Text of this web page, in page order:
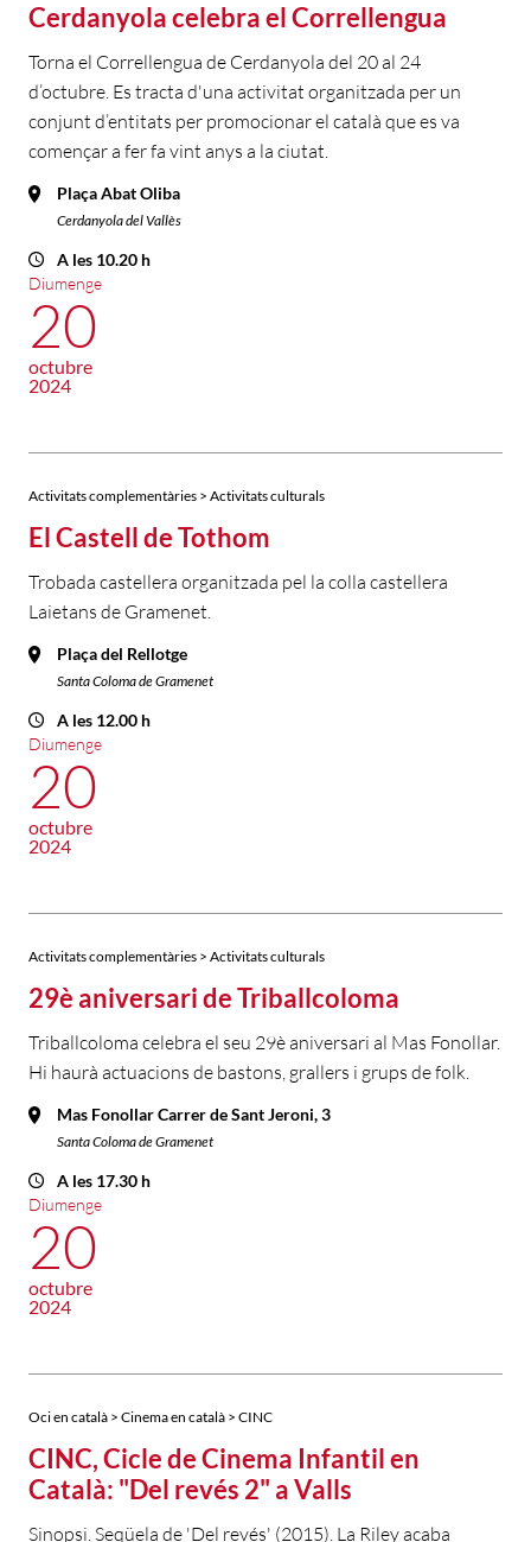
Cerdanyola celebra el Correllengua
Torna el Correllengua de Cerdanyola del 20 al 24
d’octubre. Es tracta d'una activitat organitzada per un
conjunt d’entitats per promocionar el català que es va
començar a fer fa vint anys a la ciutat.
Plaça Abat Oliba
Cerdanyola del Vallès
A les 10.20 h
Diumenge
20
octubre
2024
Activitats complementàries > Activitats culturals
El Castell de Tothom
Trobada castellera organitzada pel la colla castellera
Laietans de Gramenet.
Plaça del Rellotge
Santa Coloma de Gramenet
A les 12.00 h
Diumenge
20
octubre
2024
Activitats complementàries > Activitats culturals
29è aniversari de Triballcoloma
Triballcoloma celebra el seu 29è aniversari al Mas Fonollar.
Hi haurà actuacions de bastons, grallers i grups de folk.
Mas Fonollar Carrer de Sant Jeroni, 3
Santa Coloma de Gramenet
A les 17.30 h
Diumenge
20
octubre
2024
Oci en català > Cinema en català > CINC
CINC, Cicle de Cinema Infantil en
Català: "Del revés 2" a Valls
Sinopsi. Seqüela de 'Del revés' (2015). La Riley acaba